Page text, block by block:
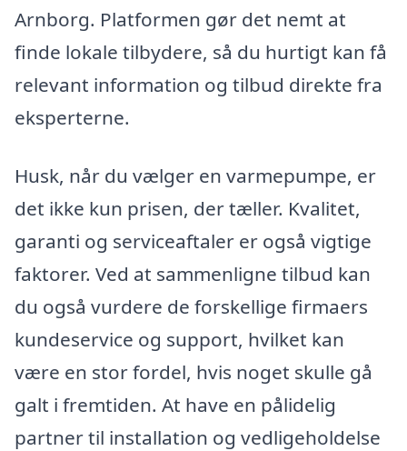
Arnborg. Platformen gør det nemt at
finde lokale tilbydere, så du hurtigt kan få
relevant information og tilbud direkte fra
eksperterne.
Husk, når du vælger en varmepumpe, er
det ikke kun prisen, der tæller. Kvalitet,
garanti og serviceaftaler er også vigtige
faktorer. Ved at sammenligne tilbud kan
du også vurdere de forskellige firmaers
kundeservice og support, hvilket kan
være en stor fordel, hvis noget skulle gå
galt i fremtiden. At have en pålidelig
partner til installation og vedligeholdelse